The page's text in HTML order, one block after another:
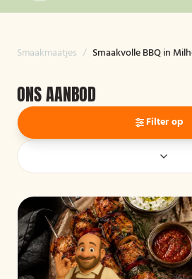
Smaakmaatjes / Smaakvolle BBQ in
ONS AANBOD
Filter op